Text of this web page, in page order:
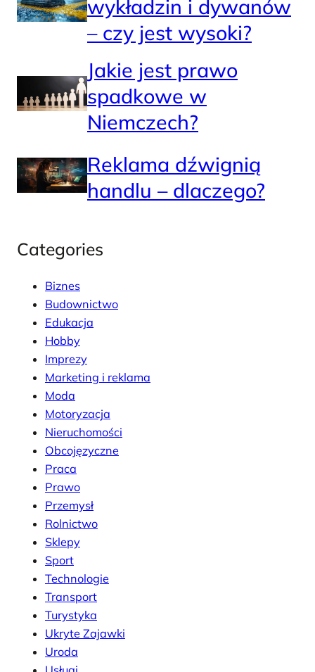
wykładzin i dywanów
– czy jest wysoki?
Jakie jest prawo
spadkowe w
Niemczech?
Reklama dźwignią
handlu – dlaczego?
Categories
Biznes
Budownictwo
Edukacja
Hobby
Imprezy
Marketing i reklama
Moda
Motoryzacja
Nieruchomości
Obcojęzyczne
Praca
Prawo
Przemysł
Rolnictwo
Sklepy
Sport
Technologie
Transport
Turystyka
Ukryte Zajawki
Uroda